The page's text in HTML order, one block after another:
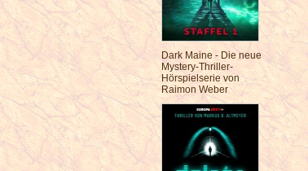
Dark Maine - Die neue
Mystery-Thriller-
Hörspielserie von
Raimon Weber